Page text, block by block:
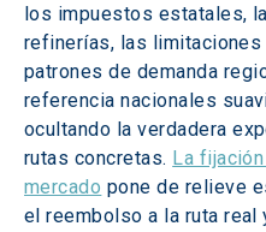
los impuestos estatales,
refinerías, las
patrones de demanda
referencia nacionales
ocultando la verdadera
rutas concretas. La
mercado pone de relieve
el reembolso a la ruta real